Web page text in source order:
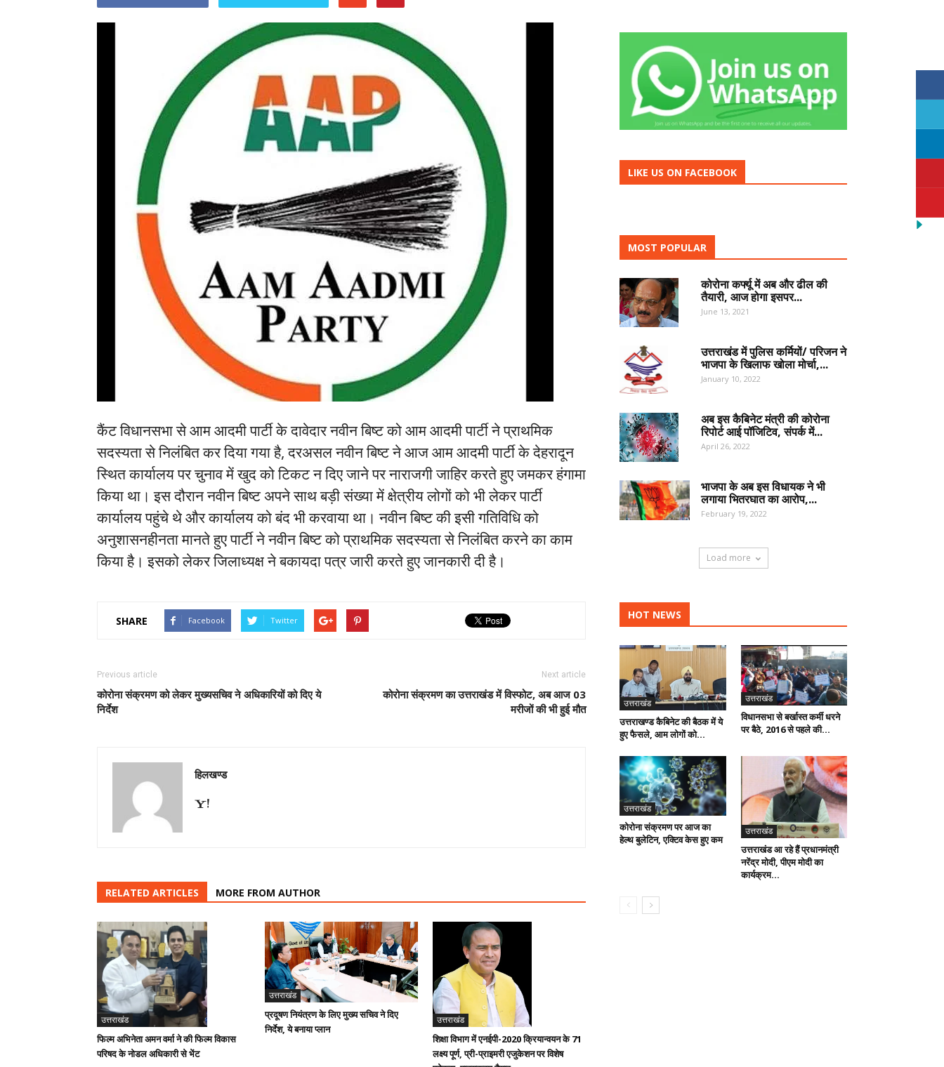
कैंट विधानसभा से आम आदमी पार्टी के दावेदार नवीन बिष्ट को आम आदमी पार्टी ने प्राथमिक
सदस्यता से निलंबित कर दिया गया है, दरअसल नवीन बिष्ट ने आज आम आदमी पार्टी के देहरादून
स्थित कार्यालय पर चुनाव में खुद को टिकट न दिए जाने पर नाराजगी जाहिर करते हुए जमकर हंगामा
किया था। इस दौरान नवीन बिष्ट अपने साथ बड़ी संख्या में क्षेत्रीय लोगों को भी लेकर पार्टी
कार्यालय पहुंचे थे और कार्यालय को बंद भी करवाया था। नवीन बिष्ट की इसी गतिविधि को
अनुशासनहीनता मानते हुए पार्टी ने नवीन बिष्ट को प्राथमिक सदस्यता से निलंबित करने का काम
किया है। इसको लेकर जिलाध्यक्ष ने बकायदा पत्र जारी करते हुए जानकारी दी है।
SHARE Facebook Twitter
Previous article
कोरोना संक्रमण को लेकर मुख्यसचिव ने अधिकारियों को दिए ये
निर्देश
Next article
कोरोना संक्रमण का उत्तराखंड में विस्फोट, अब आज 03
मरीजों की भी हुई मौत
हिलखण्ड
RELATED ARTICLES MORE FROM AUTHOR
उत्तराखंड
फिल्म अभिनेता अमन वर्मा ने की फिल्म विकास
परिषद के नोडल अधिकारी से भेंट
उत्तराखंड
प्रदूषण नियंत्रण के लिए मुख्य सचिव ने दिए
निर्देश, ये बनाया प्लान
उत्तराखंड
शिक्षा विभाग में एनईपी-2020 क्रियान्वयन के 71
लक्ष्य पूर्ण, प्री-प्राइमरी एजुकेशन पर विशेष
LIKE US ON FACEBOOK
MOST POPULAR
कोरोना कर्फ्यू में अब और ढील की
तैयारी, आज होगा इसपर...
June 13, 2021
उत्तराखंड में पुलिस कर्मियों/ परिजन ने
भाजपा के खिलाफ खोला मोर्चा,...
January 10, 2022
अब इस कैबिनेट मंत्री की कोरोना
रिपोर्ट आई पॉजिटिव, संपर्क में...
April 26, 2022
भाजपा के अब इस विधायक ने भी
लगाया भितरघात का आरोप,...
February 19, 2022
Load more
HOT NEWS
उत्तराखंड
उत्तराखण्ड कैबिनेट की बैठक में ये
हुए फैसले, आम लोगों को...
उत्तराखंड
विधानसभा से बर्खास्त कर्मी धरने
पर बैठे, 2016 से पहले की...
उत्तराखंड
कोरोना संक्रमण पर आज का
हेल्थ बुलेटिन, एक्टिव केस हुए कम
उत्तराखंड
उत्तराखंड आ रहे हैं प्रधानमंत्री
नरेंद्र मोदी, पीएम मोदी का
कार्यक्रम...